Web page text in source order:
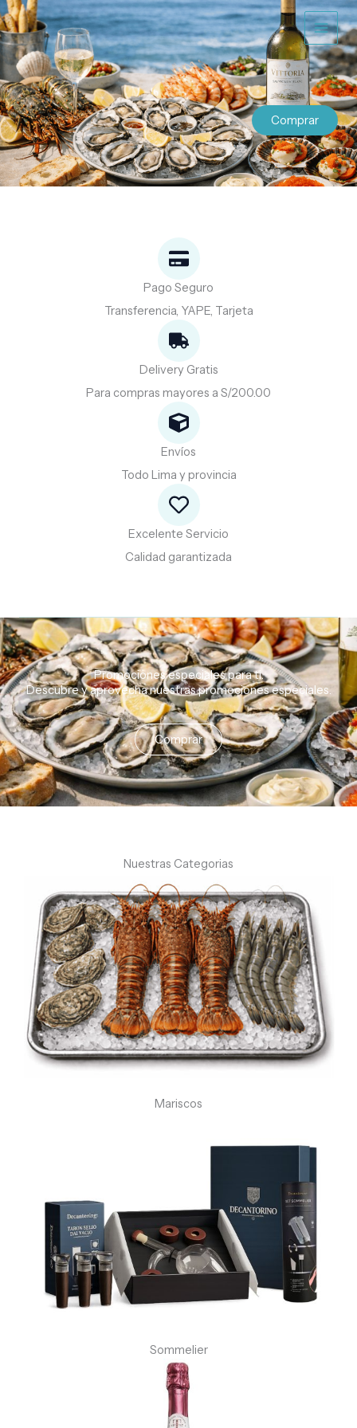
al
contenido
Comprar
Pago Seguro
Transferencia, YAPE, Tarjeta
Delivery Gratis
Para compras mayores a S/200.00
Envíos
Todo Lima y provincia
Excelente Servicio
Calidad garantizada
Promociones especiales para ti.
Descubreyaprovechanuestraspromocionesespeciales.
Comprar
Nuestras Categorias
Mariscos
Sommelier